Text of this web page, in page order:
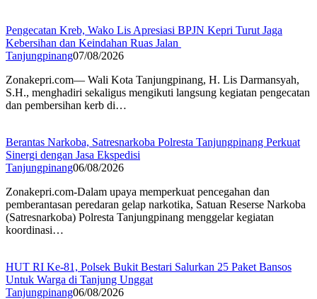
Pengecatan Kreb, Wako Lis Apresiasi BPJN Kepri Turut Jaga
Kebersihan dan Keindahan Ruas Jalan
Tanjungpinang07/08/2026
Zonakepri.com— Wali Kota Tanjungpinang, H. Lis Darmansyah,
S.H., menghadiri sekaligus mengikuti langsung kegiatan pengecatan
dan pembersihan kerb di…
Berantas Narkoba, Satresnarkoba Polresta Tanjungpinang Perkuat
Sinergi dengan Jasa Ekspedisi
Tanjungpinang06/08/2026
Zonakepri.com-Dalam upaya memperkuat pencegahan dan
pemberantasan peredaran gelap narkotika, Satuan Reserse Narkoba
(Satresnarkoba) Polresta Tanjungpinang menggelar kegiatan
koordinasi…
HUT RI Ke-81, Polsek Bukit Bestari Salurkan 25 Paket Bansos
Untuk Warga di Tanjung Unggat
Tanjungpinang06/08/2026